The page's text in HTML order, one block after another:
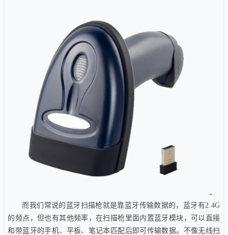
而我们常说的蓝牙扫描枪就是靠蓝牙传输数据的，蓝牙有2.4G
的频点，但也有其他频率，在扫描枪里面内置蓝牙模块，可以直接
和带蓝牙的手机、平板、笔记本匹配后即可传输数据。不像无线扫